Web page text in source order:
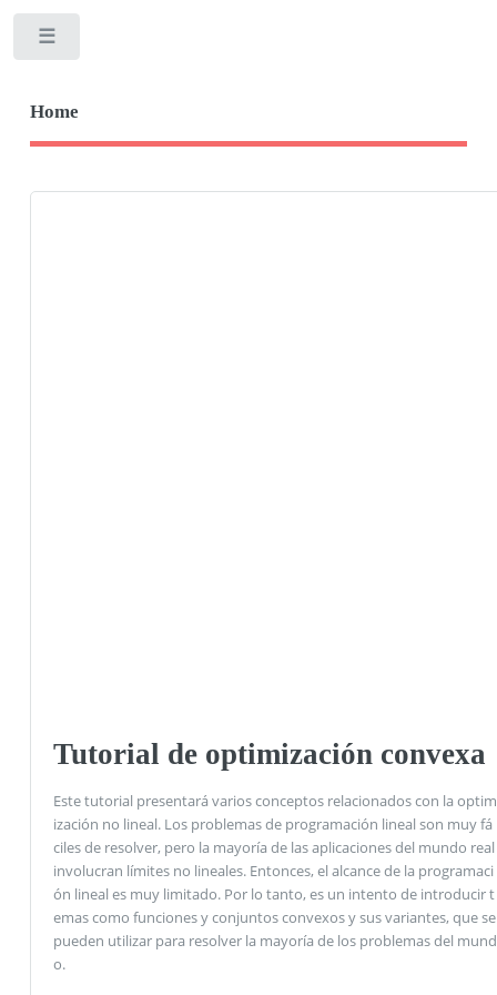
Home
Tutorial de optimización convexa
Este tutorial presentará varios conceptos relacionados con la optim
ización no lineal. Los problemas de programación lineal son muy fá
ciles de resolver, pero la mayoría de las aplicaciones del mundo real
involucran límites no lineales. Entonces, el alcance de la programaci
ón lineal es muy limitado. Por lo tanto, es un intento de introducir t
emas como funciones y conjuntos convexos y sus variantes, que se
pueden utilizar para resolver la mayoría de los problemas del mund
o.